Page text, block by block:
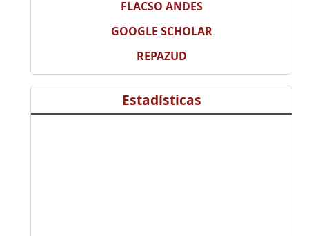
FLACSO ANDES
GOOGLE SCHOLAR
REPAZUD
Estadísticas